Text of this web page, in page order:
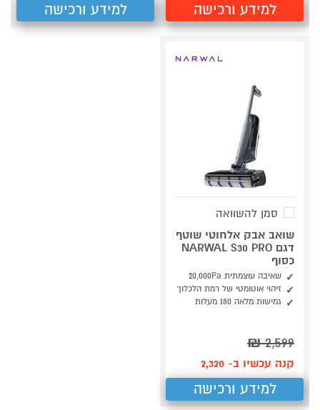
למידע ורכישה למידע ורכישה
סמן להשוואה
שואב אבק אלחוטי שוטף
דגם NARWAL S30 PRO
כסוף
שאיבה עוצמתית 20,000Pa
זיהוי אוטומטי של רמת הלכלוך
גמישות מלאה 180 מעלות
2,599
₪
קנה עכשיו ב- 2,320
למידע ורכישה